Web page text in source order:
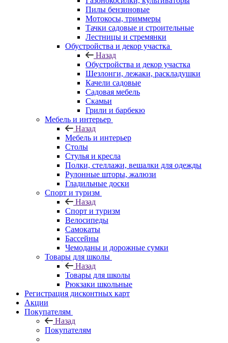
Пилы бензиновые
Мотокосы, триммеры
Тачки садовые и строительные
Лестницы и стремянки
Обустройства и декор участка
Назад
Обустройства и декор участка
Шезлонги, лежаки, раскладушки
Качели садовые
Садовая мебель
Скамьи
Грили и барбекю
Мебель и интерьер
Назад
Мебель и интерьер
Столы
Стулья и кресла
Полки, стеллажи, вешалки для одежды
Рулонные шторы, жалюзи
Гладильные доски
Спорт и туризм
Назад
Спорт и туризм
Велосипеды
Самокаты
Бассейны
Чемоданы и дорожные сумки
Товары для школы
Назад
Товары для школы
Рюкзаки школьные
Регистрация дисконтных карт
Акции
Покупателям
Назад
Покупателям